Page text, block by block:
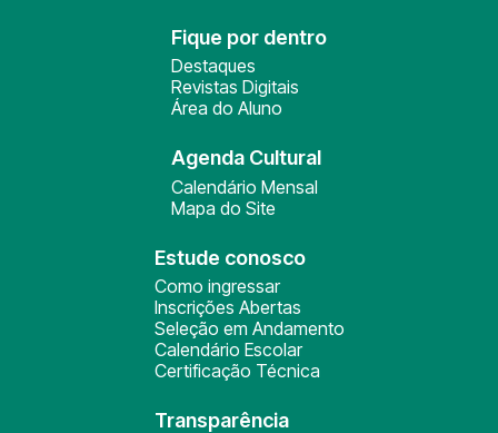
Fique por dentro
Destaques
Revistas Digitais
Área do Aluno
Agenda Cultural
Calendário Mensal
Mapa do Site
Estude conosco
Como ingressar
Inscrições Abertas
Seleção em Andamento
Calendário Escolar
Certificação Técnica
Transparência